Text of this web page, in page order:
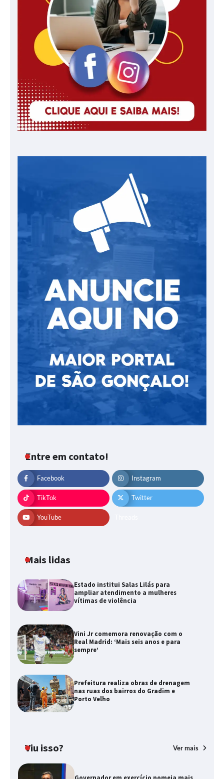
Entre em contato!
Facebook Instagram
TikTok Twitter
YouTube
Mais lidas
Estado institui Salas Lilás para
ampliar atendimento a mulheres
vítimas de violência
Vini Jr comemora renovação com o
Real Madrid: ‘Mais seis anos e para
sempre’
Prefeitura realiza obras de drenagem
nas ruas dos bairros do Gradim e
Porto Velho
Viu isso? Ver mais